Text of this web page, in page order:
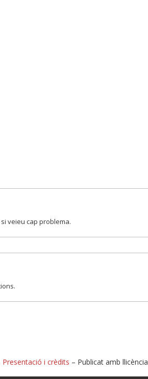
veieu cap problema.
Presentació i crèdits – Publicat amb llicència